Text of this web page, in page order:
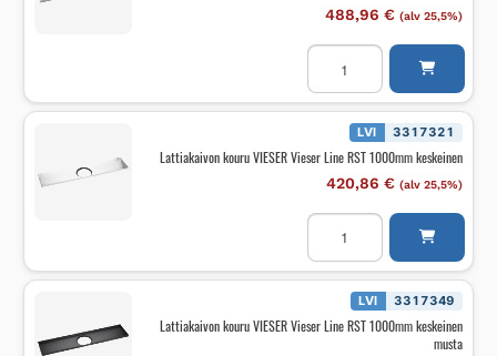
488,96 € (alv 25,5%)
Lattiakaivon
kouru
VIESER
Vieser
Line
1000mm
epäkeskeinen
määrä
LVI 3317321
Lattiakaivon kouru VIESER Vieser Line RST 1000mm keskeinen
420,86 € (alv 25,5%)
Lattiakaivon
kouru
Vieser
Line
1000mm
keskeinen
LVI 3317349
Lattiakaivon kouru VIESER Vieser Line RST 1000mm keskeinen
musta